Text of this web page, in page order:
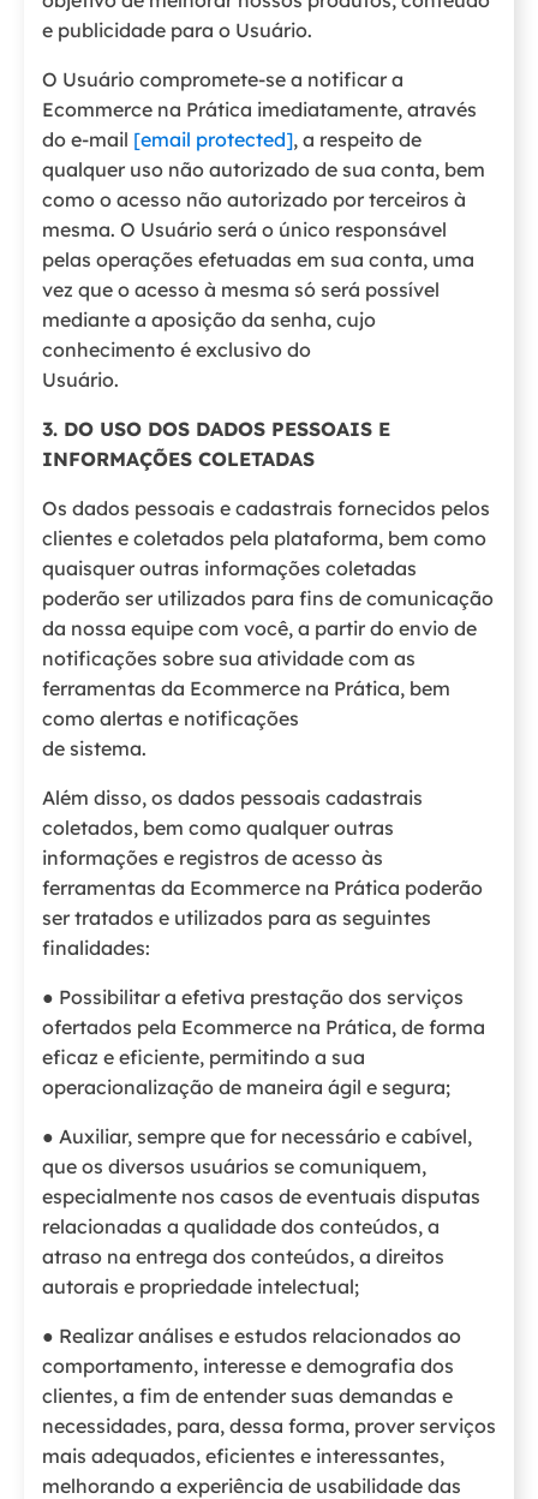
e publicidade para o Usuário.
O Usuário compromete-se a notificar a
Ecommerce na Prática imediatamente, através
do e-mail [email protected], a respeito de
qualquer uso não autorizado de sua conta, bem
como o acesso não autorizado por terceiros à
mesma. O Usuário será o único responsável
pelas operações efetuadas em sua conta, uma
vez que o acesso à mesma só será possível
mediante a aposição da senha, cujo
conhecimento é exclusivo do
Usuário.
3. DO USO DOS DADOS PESSOAIS E
INFORMAÇÕES COLETADAS
Os dados pessoais e cadastrais fornecidos pelos
clientes e coletados pela plataforma, bem como
quaisquer outras informações coletadas
poderão ser utilizados para fins de comunicação
da nossa equipe com você, a partir do envio de
notificações sobre sua atividade com as
ferramentas da Ecommerce na Prática, bem
como alertas e notificações
de sistema.
Além disso, os dados pessoais cadastrais
coletados, bem como qualquer outras
informações e registros de acesso às
ferramentas da Ecommerce na Prática poderão
ser tratados e utilizados para as seguintes
finalidades:
● Possibilitar a efetiva prestação dos serviços
ofertados pela Ecommerce na Prática, de forma
eficaz e eficiente, permitindo a sua
operacionalização de maneira ágil e segura;
● Auxiliar, sempre que for necessário e cabível,
que os diversos usuários se comuniquem,
especialmente nos casos de eventuais disputas
relacionadas a qualidade dos conteúdos, a
atraso na entrega dos conteúdos, a direitos
autorais e propriedade intelectual;
● Realizar análises e estudos relacionados ao
comportamento, interesse e demografia dos
clientes, a fim de entender suas demandas e
necessidades, para, dessa forma, prover serviços
mais adequados, eficientes e interessantes,
melhorando a experiência de usabilidade das